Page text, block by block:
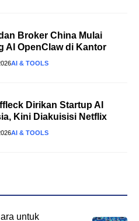
Broker China Mulai
AI OpenClaw di Kantor
AI & TOOLS
Dirikan Startup AI
Kini Diakuisisi Netflix
AI & TOOLS
untuk